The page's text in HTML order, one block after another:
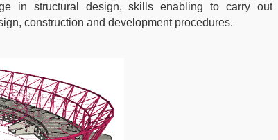
in structural design, skills enabling to carry out
construction and development procedures.